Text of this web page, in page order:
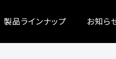
製品ラインナップ お知ら